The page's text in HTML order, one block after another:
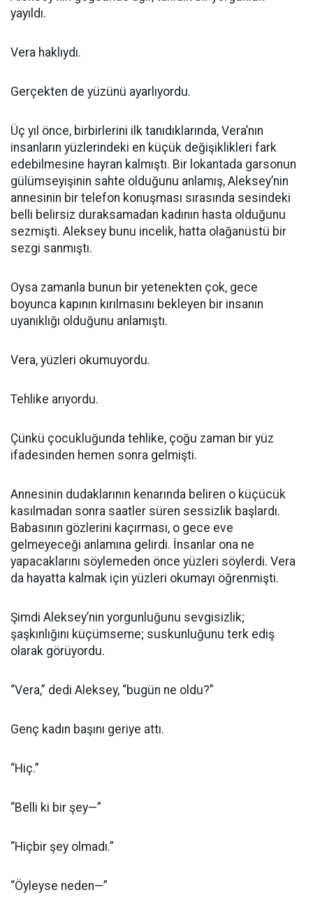
yayıldı.
Vera haklıydı.
Gerçekten de yüzünü ayarlıyordu.
Üç yıl önce, birbirlerini ilk tanıdıklarında, Vera’nın
insanların yüzlerindeki en küçük değişiklikleri fark
edebilmesine hayran kalmıştı. Bir lokantada garsonun
gülümseyişinin sahte olduğunu anlamış, Aleksey’nin
annesinin bir telefon konuşması sırasında sesindeki
belli belirsiz duraksamadan kadının hasta olduğunu
sezmişti. Aleksey bunu incelik, hatta olağanüstü bir
sezgi sanmıştı.
Oysa zamanla bunun bir yetenekten çok, gece
boyunca kapının kırılmasını bekleyen bir insanın
uyanıklığı olduğunu anlamıştı.
Vera, yüzleri okumuyordu.
Tehlike arıyordu.
Çünkü çocukluğunda tehlike, çoğu zaman bir yüz
ifadesinden hemen sonra gelmişti.
Annesinin dudaklarının kenarında beliren o küçücük
kasılmadan sonra saatler süren sessizlik başlardı.
Babasının gözlerini kaçırması, o gece eve
gelmeyeceği anlamına gelirdi. İnsanlar ona ne
yapacaklarını söylemeden önce yüzleri söylerdi. Vera
da hayatta kalmak için yüzleri okumayı öğrenmişti.
Şimdi Aleksey’nin yorgunluğunu sevgisizlik;
şaşkınlığını küçümseme; suskunluğunu terk ediş
olarak görüyordu.
“Vera,” dedi Aleksey, “bugün ne oldu?”
Genç kadın başını geriye attı.
“Hiç.”
“Belli ki bir şey—”
“Hiçbir şey olmadı.”
“Öyleyse neden—”